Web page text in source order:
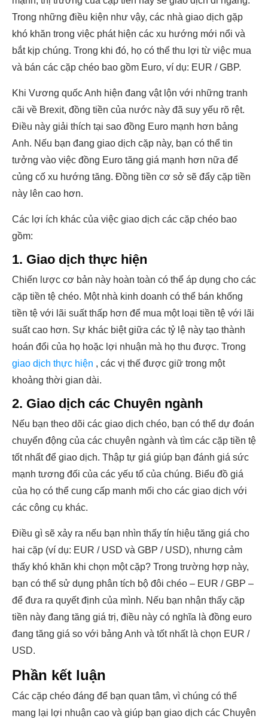
Trong những điều kiện như vậy, các nhà giao dịch gặp
khó khăn trong việc phát hiện các xu hướng mới nổi và
bắt kịp chúng. Trong khi đó, họ có thể thu lợi từ việc mua
và bán các cặp chéo bao gồm Euro, ví dụ: EUR / GBP.
Khi Vương quốc Anh hiện đang vật lộn với những tranh
cãi về Brexit, đồng tiền của nước này đã suy yếu rõ rệt.
Điều này giải thích tại sao đồng Euro mạnh hơn bảng
Anh. Nếu bạn đang giao dịch cặp này, bạn có thể tin
tưởng vào việc đồng Euro tăng giá mạnh hơn nữa để
củng cố xu hướng tăng. Đồng tiền cơ sở sẽ đẩy cặp tiền
này lên cao hơn.
Các lợi ích khác của việc giao dịch các cặp chéo bao
gồm:
1. Giao dịch thực hiện
Chiến lược cơ bản này hoàn toàn có thể áp dụng cho các
cặp tiền tệ chéo. Một nhà kinh doanh có thể bán khống
tiền tệ với lãi suất thấp hơn để mua một loại tiền tệ với lãi
suất cao hơn. Sự khác biệt giữa các tỷ lệ này tạo thành
hoán đổi của họ hoặc lợi nhuận mà họ thu được. Trong
giao dịch thực hiện , các vị thế được giữ trong một
khoảng thời gian dài.
2. Giao dịch các Chuyên ngành
Nếu bạn theo dõi các giao dịch chéo, bạn có thể dự đoán
chuyển động của các chuyên ngành và tìm các cặp tiền tệ
tốt nhất để giao dịch. Thập tự giá giúp bạn đánh giá sức
mạnh tương đối của các yếu tố của chúng. Biểu đồ giá
của họ có thể cung cấp manh mối cho các giao dịch với
các công cụ khác.
Điều gì sẽ xảy ra nếu bạn nhìn thấy tín hiệu tăng giá cho
hai cặp (ví dụ: EUR / USD và GBP / USD), nhưng cảm
thấy khó khăn khi chọn một cặp? Trong trường hợp này,
bạn có thể sử dụng phân tích bộ đôi chéo – EUR / GBP –
để đưa ra quyết định của mình. Nếu bạn nhận thấy cặp
tiền này đang tăng giá trị, điều này có nghĩa là đồng euro
đang tăng giá so với bảng Anh và tốt nhất là chọn EUR /
USD.
Phần kết luận
Các cặp chéo đáng để bạn quan tâm, vì chúng có thể
mang lại lợi nhuận cao và giúp bạn giao dịch các Chuyên